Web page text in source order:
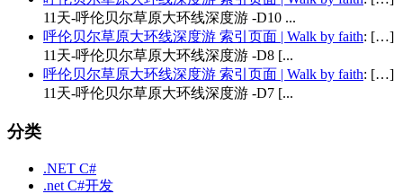
11天-呼伦贝尔草原大环线深度游 -D10 ...
呼伦贝尔草原大环线深度游 索引页面 | Walk by faith: […]
11天-呼伦贝尔草原大环线深度游 -D8 [...
呼伦贝尔草原大环线深度游 索引页面 | Walk by faith: […]
11天-呼伦贝尔草原大环线深度游 -D7 [...
分类
.NET C#
.net C#开发